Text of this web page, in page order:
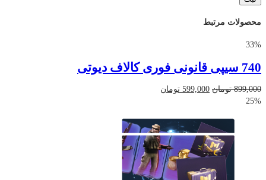
محصولات مرتبط
33%
740 سیپی قانونی فوری کالاف دیوتی
899,000 تومان قیمت
بود.
599,000 تومان
است.
25%